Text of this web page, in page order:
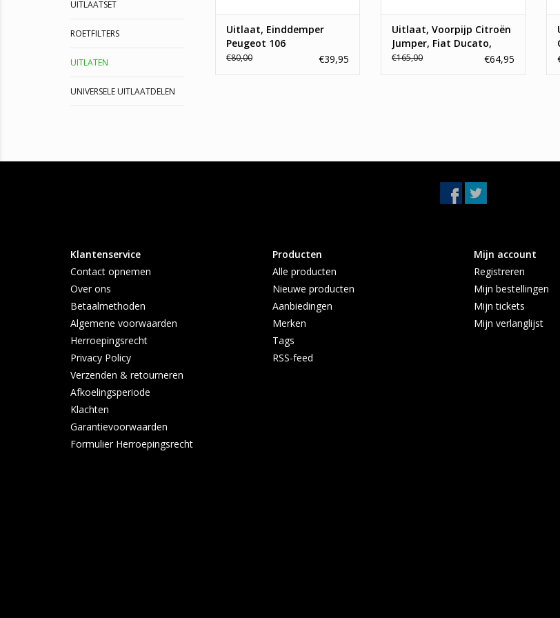
UITLAATSET
ROETFILTERS
UITLATEN
UNIVERSELE UITLAATDELEN
Uitlaat, Einddemper
Peugeot 106
€80,00 €39,95
Uitlaat, Voorpijp Citroën
Jumper, Fiat Ducato,
Peugeot Boxer 3.0 Hdi
€165,00 €64,95
Klantenservice
Contact opnemen
Over ons
Betaalmethoden
Algemene voorwaarden
Herroepingsrecht
Privacy Policy
Verzenden & retourneren
Afkoelingsperiode
Klachten
Garantievoorwaarden
Formulier Herroepingsrecht
Producten
Alle producten
Nieuwe producten
Aanbiedingen
Merken
Tags
RSS-feed
Mijn account
Registreren
Mijn bestellingen
Mijn tickets
Mijn verlanglijst